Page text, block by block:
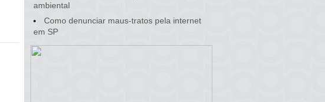
ambiental
Como denunciar maus-tratos pela internet
em SP